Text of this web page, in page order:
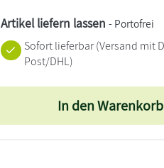
Artikel liefern lassen - Portofrei
Sofort lieferbar(Versand mit
Post/DHL)
In den Warenkorb